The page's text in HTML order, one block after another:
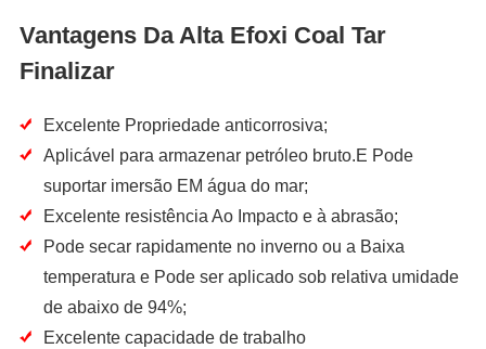
Vantagens Da Alta Efoxi Coal Tar
Finalizar
Excelente Propriedade anticorrosiva;
Aplicável para armazenar petróleo bruto.E Pode
suportar imersão EM água do mar;
Excelente resistência Ao Impacto e à abrasão;
Pode secar rapidamente no inverno ou a Baixa
temperatura e Pode ser aplicado sob relativa umidade
de abaixo de 94%;
Excelente capacidade de trabalho